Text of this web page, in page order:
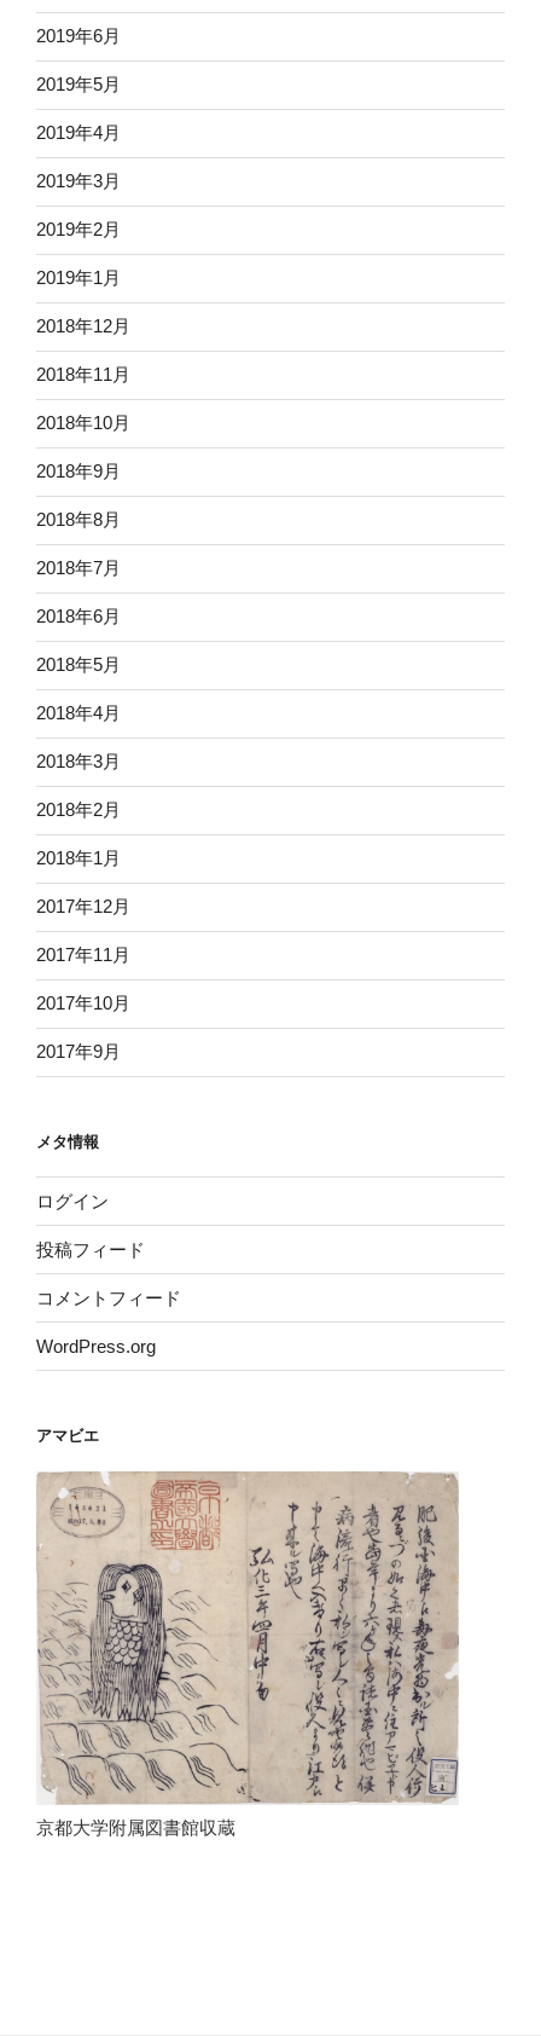
2019年6月
2019年5月
2019年4月
2019年3月
2019年2月
2019年1月
2018年12月
2018年11月
2018年10月
2018年9月
2018年8月
2018年7月
2018年6月
2018年5月
2018年4月
2018年3月
2018年2月
2018年1月
2017年12月
2017年11月
2017年10月
2017年9月
メタ情報
ログイン
投稿フィード
コメントフィード
WordPress.org
アマビエ
京都大学附属図書館収蔵